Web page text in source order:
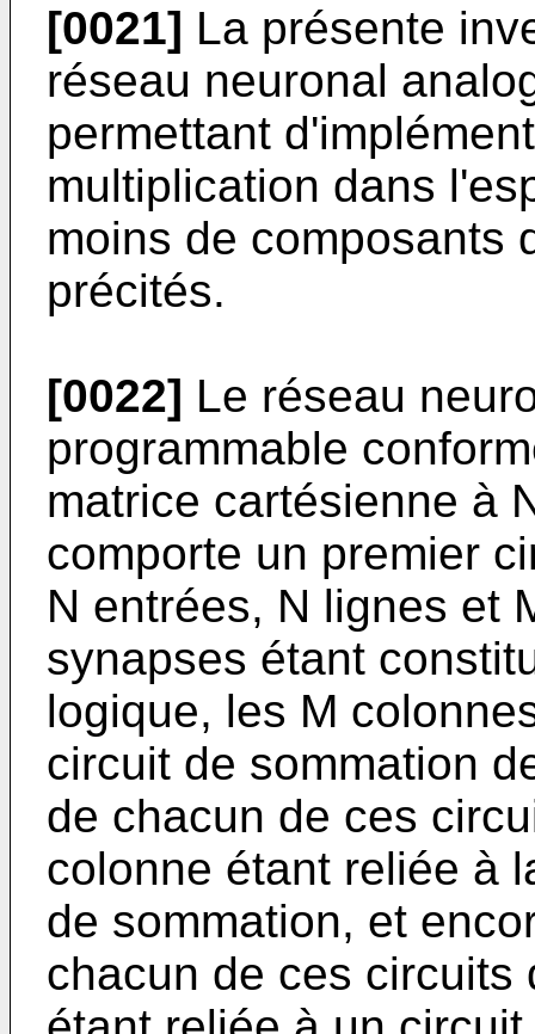
[0021] La présente
réseau neuronal
permettant
multiplication dans
moins de composants
précités.
[0022] Le réseau
programmable
matrice cartésienne à
comporte un premier
N entrées, N lignes et
synapses étant
logique, les M
circuit de sommation
de chacun de ces
colonne étant reliée à
de sommation, et
chacun de ces circuits